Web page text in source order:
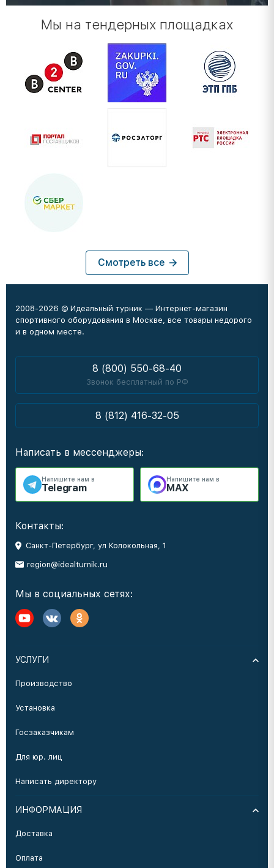
Мы на тендерных площадках
Смотреть все
2008-2026 © Идеальный турник — Интернет-магазин
спортивного оборудования в Москве, все товары недорого
и в одном месте.
8 (800) 550-68-40
Звонок бесплатный по РФ
8 (812) 416-32-05
Написать в мессенджеры:
Напишите нам в
Telegram
Напишите нам в
MAX
Контакты:
Санкт-Петербург, ул Колокольная, 1
region@idealturnik.ru
Мы в социальных сетях:
УСЛУГИ
Производство
Установка
Госзаказчикам
Для юр. лиц
Написать директору
ИНФОРМАЦИЯ
Доставка
Оплата